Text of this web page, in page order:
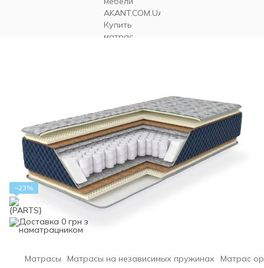
−23%
Матрасы Матрасы на независимых пружинах Матрас